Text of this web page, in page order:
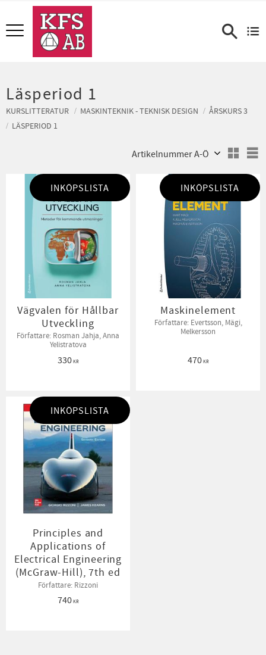
Meny
Läsperiod 1
KURSLITTERATUR MASKINTEKNIK - TEKNISK DESIGN
ÅRSKURS 3
LÄSPERIOD 1
Vägvalen för Hållbar
Utveckling
Författare: Rosman Jahja, Anna
Yelistratova
330KR
INKÖPSLISTA
Maskinelement
Författare: Evertsson, Mägi,
Melkersson
470KR
INKÖPSLISTA
Principles and
Applications of
Electrical Engineering
(McGraw-Hill), 7th ed
Författare: Rizzoni
740KR
INKÖPSLISTA